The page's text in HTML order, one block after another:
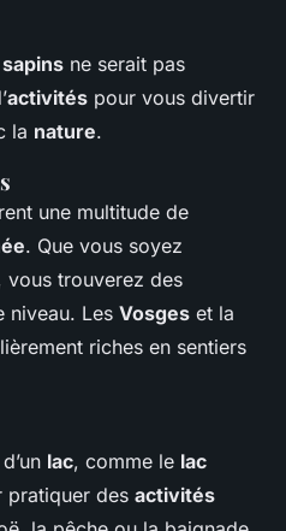
ne serait pas
activités pour vous divertir
la nature.
une multitude de
. Que vous soyez
vous trouverez des
niveau. Les Vosges et la
riches en sentiers
lac, comme le lac
des activités